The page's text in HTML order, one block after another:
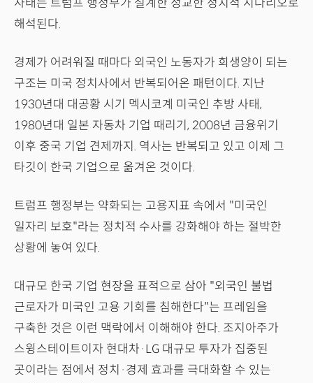
사태는 트럼프 행정부가 설계한 정교한 정치적 시나리오로
해석된다.
경제가 어려워질 때마다 외국인 노동자가 희생양이 되는
구조는 미국 정치사에서 반복되어온 패턴이다. 지난
1930년대 대공황 시기 멕시코계 미국인 추방 사태,
1980년대 일본 자동차 기업 때리기, 2008년 금융위기
이후 중국 기업 견제까지. 역사는 반복되고 있고 이제 그
타깃이 한국 기업으로 옮겨온 것이다.
트럼프 행정부는 약화되는 고용지표 속에서 "미국인
일자리 보호"라는 정치적 수사를 강화해야 하는 절박한
상황에 놓여 있다.
대규모 한국 기업 현장을 표적으로 삼아 "외국인 불법
근로자가 미국인 고용 기회를 침해한다"는 프레임을
구축한 것은 이런 맥락에서 이해해야 한다. 조지아주가
스윙스테이트이자 현대차·LG 대규모 투자가 집중된
곳이라는 점에서 정치·경제 효과를 극대화할 수 있는